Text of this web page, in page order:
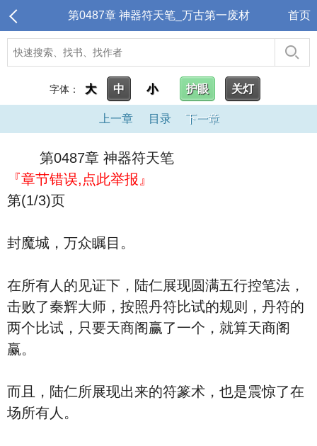
第0487章 神器符天笔_万古第一废材 首页
字体： 大 中 小 护眼 关灯
上一章 目录 下一章
第0487章 神器符天笔
『章节错误,点此举报』
第(1/3)页
封魔城，万众瞩目。
在所有人的见证下，陆仁展现圆满五行控笔法，
击败了秦辉大师，按照丹符比试的规则，丹符的
两个比试，只要天商阁赢了一个，就算天商阁
赢。
而且，陆仁所展现出来的符篆术，也是震惊了在
场所有人。